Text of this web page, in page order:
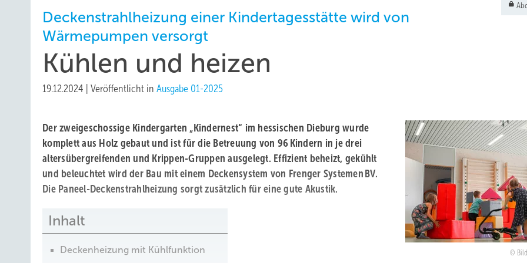
Deckenstrahlheizung einer Kindertagesstätte wird von
Wärmepumpen versorgt
Kühlen und heizen
19.12.2024 Veröffentlicht in Ausgabe 01-2025
Der zweigeschossige Kindergarten „Kindernest“ im hessischen Dieburg wurde
komplett aus Holz gebaut und ist für die Betreuung von 96 Kindern in je drei
altersübergreifenden und Krippen-Gruppen ausgelegt. Effizient beheizt, gekühlt
und beleuchtet wird der Bau mit einem Deckensystem von Frenger Systemen BV.
Die Paneel-Deckenstrahlheizung sorgt zusätzlich für eine gute Akustik.
Inhalt
Deckenheizung mit Kühlfunktion